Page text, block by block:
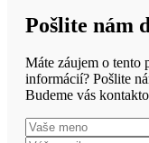
Pošlite nám
Máte záujem o tento
informácií? Pošlite
Budeme vás